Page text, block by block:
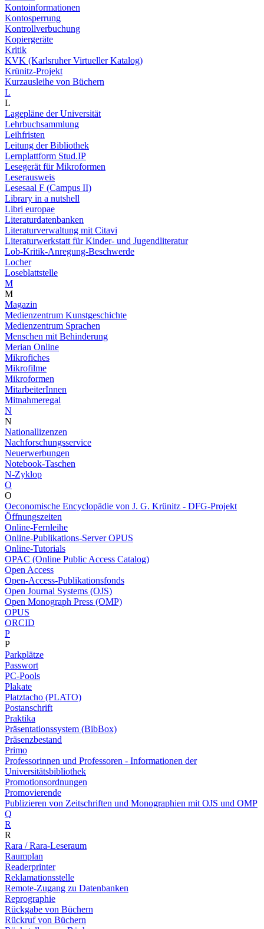
Kontoinformationen
Kontosperrung
Kontrollverbuchung
Kopiergeräte
Kritik
KVK (Karlsruher Virtueller Katalog)
Krünitz-Projekt
Kurzausleihe von Büchern
L
L
Lagepläne der Universität
Lehrbuchsammlung
Leihfristen
Leitung der Bibliothek
Lernplattform Stud.IP
Lesegerät für Mikroformen
Leserausweis
Lesesaal F (Campus II)
Library in a nutshell
Libri europae
Literaturdatenbanken
Literaturverwaltung mit Citavi
Literaturwerkstatt für Kinder- und Jugendliteratur
Lob-Kritik-Anregung-Beschwerde
Locher
Loseblattstelle
M
M
Magazin
Medienzentrum Kunstgeschichte
Medienzentrum Sprachen
Menschen mit Behinderung
Merian Online
Mikrofiches
Mikrofilme
Mikroformen
MitarbeiterInnen
Mitnahmeregal
N
N
Nationallizenzen
Nachforschungsservice
Neuerwerbungen
Notebook-Taschen
N-Zyklop
O
O
Oeconomische Encyclopädie von J. G. Krünitz - DFG-Projekt
Öffnungszeiten
Online-Fernleihe
Online-Publikations-Server OPUS
Online-Tutorials
OPAC (Online Public Access Catalog)
Open Access
Open-Access-Publikationsfonds
Open Journal Systems (OJS)
Open Monograph Press (OMP)
OPUS
ORCID
P
P
Parkplätze
Passwort
PC-Pools
Plakate
Platztacho (PLATO)
Postanschrift
Praktika
Präsentationssystem (BibBox)
Präsenzbestand
Primo
Professorinnen und Professoren - Informationen der
Universitätsbibliothek
Promotionsordnungen
Promovierende
Publizieren von Zeitschriften und Monographien mit OJS und OMP
Q
R
R
Rara / Rara-Leseraum
Raumplan
Readerprinter
Reklamationsstelle
Remote-Zugang zu Datenbanken
Reprographie
Rückgabe von Büchern
Rückruf von Büchern